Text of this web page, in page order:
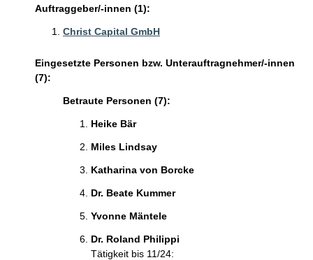
Auftraggeber/-innen (1):
Christ Capital GmbH
Eingesetzte Personen bzw. Unterauftragnehmer/-innen
(7):
Betraute Personen (7):
Heike Bär
Miles Lindsay
Katharina von Borcke
Dr. Beate Kummer
Yvonne Mäntele
Dr. Roland Philippi
Tätigkeit bis 11/24: